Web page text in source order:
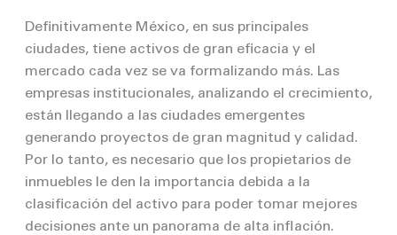
Definitivamente México, en sus principales
ciudades, tiene activos de gran eficacia y el
mercado cada vez se va formalizando más. Las
empresas institucionales, analizando el crecimiento,
están llegando a las ciudades emergentes
generando proyectos de gran magnitud y calidad.
Por lo tanto, es necesario que los propietarios de
inmuebles le den la importancia debida a la
clasificación del activo para poder tomar mejores
decisiones ante un panorama de alta inflación.